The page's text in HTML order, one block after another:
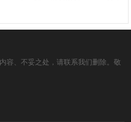
容、不妥之处，请联系我们删除。敬